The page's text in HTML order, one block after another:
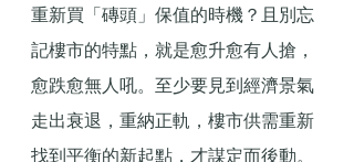
重新買「磚頭」保值的時機？且別忘
記樓市的特點，就是愈升愈有人搶，
愈跌愈無人吼。至少要見到經濟景氣
走出衰退，重納正軌，樓市供需重新
找到平衡的新起點，才謀定而後動。